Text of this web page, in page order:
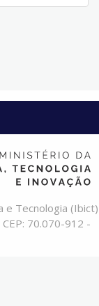
e Tecnologia (Ibict)
70.070-912 -